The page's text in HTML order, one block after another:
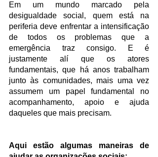
Em um mundo marcado pela
desigualdade social, quem está na
periferia deve enfrentar a intensificação
de todos os problemas que a
emergência traz consigo. E é
justamente alí que os atores
fundamentais, que há anos trabalham
junto às comunidades, mais uma vez
assumem um papel fundamental no
acompanhamento, apoio e ajuda
daqueles que mais precisam.
Aqui estão algumas maneiras de